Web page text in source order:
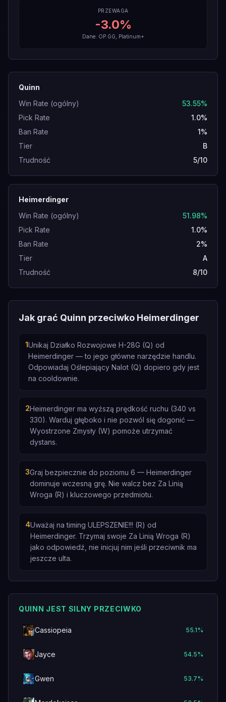
PRZEWAGA
-3.0%
Dane: OP.GG, Platinum+
Quinn
Win Rate (ogólny)
53.55%
Pick Rate
1.0%
Ban Rate
1%
Tier
B
Trudność
5/10
Heimerdinger
Win Rate (ogólny)
51.98%
Pick Rate
1.0%
Ban Rate
2%
Tier
A
Trudność
8/10
Jak grać Quinn przeciwko Heimerdinger
1Unikaj Działko Rozwojowe H-28G (Q) od
Heimerdinger — to jego główne narzędzie handlu.
Odpowiadaj Oślepiający Nalot (Q) dopiero gdy jest
na cooldownie.
2Heimerdinger ma wyższą prędkość ruchu (340 vs
330). Warduj głęboko i nie pozwól się dogonić —
Wyostrzone Zmysły (W) pomoże utrzymać
dystans.
3Graj bezpiecznie do poziomu 6 — Heimerdinger
dominuje wczesną grę. Nie walcz bez Za Linią
Wroga (R) i kluczowego przedmiotu.
4Uważaj na timing ULEPSZENIE!!! (R) od
Heimerdinger. Trzymaj swoje Za Linią Wroga (R)
jako odpowiedź, nie inicjuj nim jeśli przeciwnik ma
jeszcze ulta.
QUINN JEST SILNY PRZECIWKO
Cassiopeia 55.1%
Jayce 54.5%
Gwen 53.7%